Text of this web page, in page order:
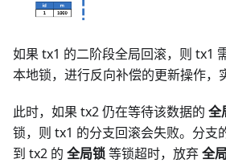
如果 tx1 的二阶段全局回滚，则 tx1
本地锁，进行反向补偿的更新操作，
此时，如果 tx2 仍在等待该数据的 全
锁，则 tx1 的分支回滚会失败。分支
到 tx2 的 全局锁等锁超时，放弃全